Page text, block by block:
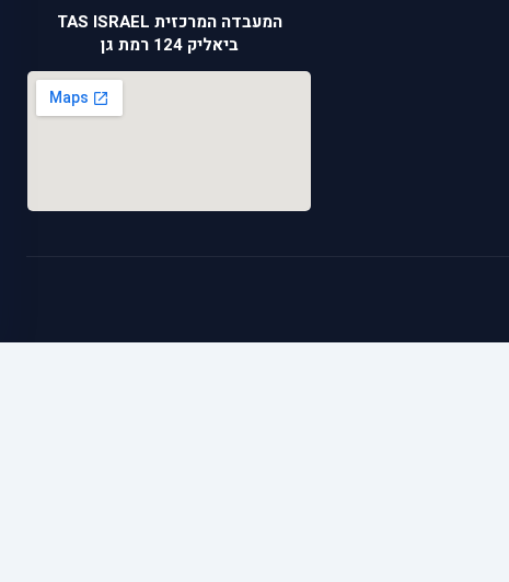
המעבדה המרכזית TAS ISRAEL
ביאליק 124 רמת גן